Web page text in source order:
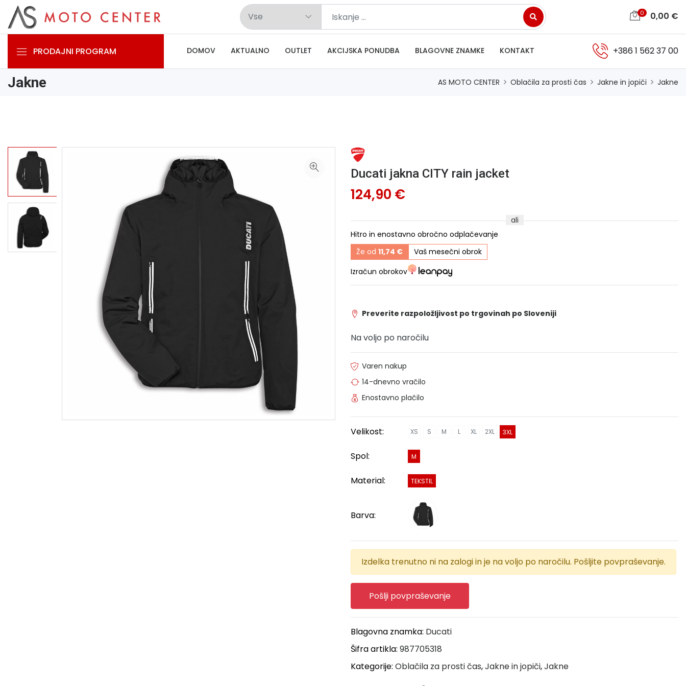
0 0,00 €
PRODAJNI PROGRAM DOMOV AKTUALNO OUTLET AKCIJSKA PONUDBA BLAGOVNE ZNAMKE KONTAKT +386 1 562 37 00
Jakne AS MOTO CENTER Oblačila za prosti čas Jakne in jopiči Jakne
Ducati jakna CITY rain jacket
124,90 €
ali
Hitro in enostavno obročno odplačevanje
Že od 11,74 €
Vaš mesečni obrok
Izračun obrokov
Preverite razpoložljivost po trgovinah po Sloveniji
Na voljo po naročilu
Varen nakup
14-dnevno vračilo
Enostavno plačilo
Velikost: XS S M L XL 2XL 3XL
Spol: M
Material: TEKSTIL
Barva:
Izdelka trenutno ni na zalogi in je na voljo po naročilu. Pošljite povpraševanje.
Pošlji povpraševanje
Blagovna znamka: Ducati
Šifra artikla: 987705318
Kategorije: Oblačila za prosti čas,Jakne in jopiči,Jakne